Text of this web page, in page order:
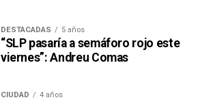
DESTACADAS 5 años
“SLP pasaría a semáforo rojo este
viernes”: Andreu Comas
CIUDAD 4 años